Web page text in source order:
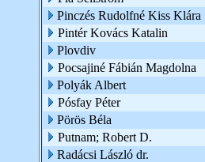
Pinczés Rudolfné Kiss Klára
Pintér Kovács Katalin
Plovdiv
Pocsajiné Fábián Magdolna
Polyák Albert
Pósfay Péter
Pörös Béla
Putnam; Robert D.
Radácsi László dr.